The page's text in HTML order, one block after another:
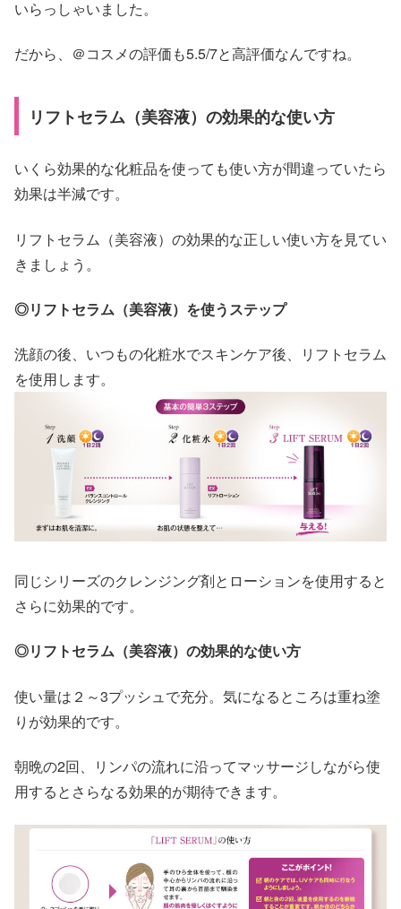
いらっしゃいました。
だから、＠コスメの評価も5.5/7と高評価なんですね。
リフトセラム（美容液）の効果的な使い方
いくら効果的な化粧品を使っても使い方が間違っていたら
効果は半減です。
リフトセラム（美容液）の効果的な正しい使い方を見てい
きましょう。
◎リフトセラム（美容液）を使うステップ
洗顔の後、いつもの化粧水でスキンケア後、リフトセラム
を使用します。
同じシリーズのクレンジング剤とローションを使用すると
さらに効果的です。
◎リフトセラム（美容液）の効果的な使い方
使い量は２～3プッシュで充分。気になるところは重ね塗
りが効果的です。
朝晩の2回、リンパの流れに沿ってマッサージしながら使
用するとさらなる効果的が期待できます。